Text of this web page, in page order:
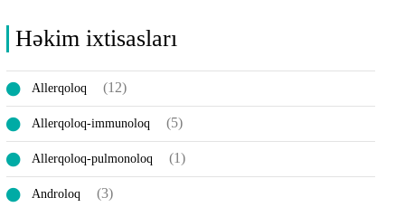
Həkim ixtisasları
Allerqoloq (12)
Allerqoloq-immunoloq (5)
Allerqoloq-pulmonoloq (1)
Androloq (3)